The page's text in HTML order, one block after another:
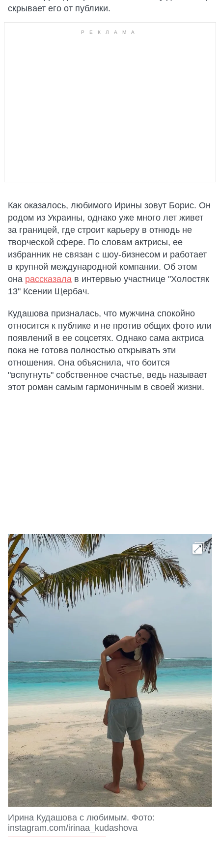
скрывает его от публики.
Как оказалось, любимого Ирины зовут Борис. Он
родом из Украины, однако уже много лет живет
за границей, где строит карьеру в отнюдь не
творческой сфере. По словам актрисы, ее
избранник не связан с шоу-бизнесом и работает
в крупной международной компании. Об этом
она рассказала в интервью участнице "Холостяк
13" Ксении Щербач.
Кудашова призналась, что мужчина спокойно
относится к публике и не против общих фото или
появлений в ее соцсетях. Однако сама актриса
пока не готова полностью открывать эти
отношения. Она объяснила, что боится
"вспугнуть" собственное счастье, ведь называет
этот роман самым гармоничным в своей жизни.
Ирина Кудашова с любимым. Фото:
instagram.com/irinaa_kudashova